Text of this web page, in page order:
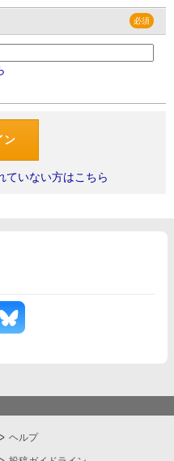
ていない方はこちら
ヘルプ